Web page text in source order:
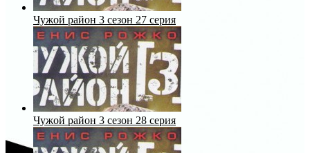
Чужой район 3 сезон 27 серия
Чужой район 3 сезон 28 серия